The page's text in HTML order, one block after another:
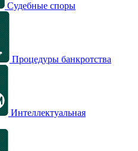
Судебные споры
Процедуры банкротства
Интеллектуальная